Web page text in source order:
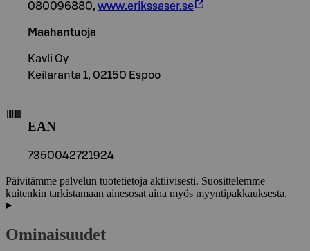
080096880, www.erikssaser.se
Maahantuoja
Kavli Oy
Keilaranta 1, 02150 Espoo
EAN
7350042721924
Päivitämme palvelun tuotetietoja aktiivisesti. Suosittelemme
kuitenkin tarkistamaan ainesosat aina myös myyntipakkauksesta.
Ominaisuudet